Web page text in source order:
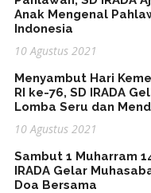
Anak Mengenal
Indonesia
10 Agustus 2021
Menyambut Hari
RI ke-76, SD IRADA
Lomba Seru dan
10 Agustus 2021
Sambut 1 Muharram
IRADA Gelar
Doa Bersama